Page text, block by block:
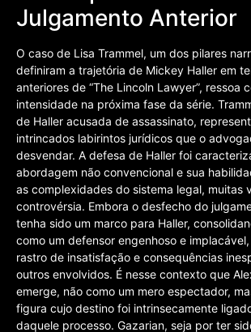
Julgamento Anterior
O caso de Lisa Trammel, um dos pilares
definiram a trajetória de Mickey Haller em
anteriores de “The Lincoln Lawyer”, ressoa
intensidade na próxima fase da série.
de Haller acusada de assassinato,
intrincados labirintos jurídicos que o
desvendar. A defesa de Haller foi
abordagem não convencional e sua
as complexidades do sistema legal, muitas
controvérsia. Embora o desfecho do
tenha sido um marco para Haller,
como um defensor engenhoso e
rastro de insatisfação e consequências
outros envolvidos. É nesse contexto que
emerge, não como um mero espectador,
figura cujo destino foi intrinsecamente
daquele processo. Gazarian, seja por ter